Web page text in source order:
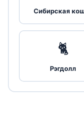
Сибирская
🐈
Рэгдолл